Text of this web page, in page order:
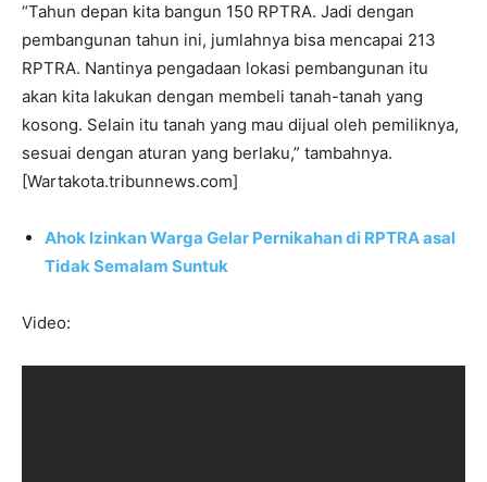
“Tahun depan kita bangun 150 RPTRA. Jadi dengan
pembangunan tahun ini, jumlahnya bisa mencapai 213
RPTRA. Nantinya pengadaan lokasi pembangunan‎ itu
akan kita lakukan dengan membeli tanah-tanah yang
kosong. Selain itu tanah yang mau dijual oleh pemiliknya,
sesuai dengan aturan yang berlaku,” tambahnya.
[Wartakota.tribunnews.com]
Ahok Izinkan Warga Gelar Pernikahan di RPTRA asal
Tidak Semalam Suntuk
Video: